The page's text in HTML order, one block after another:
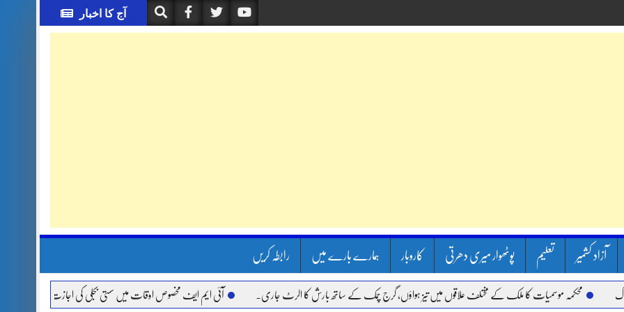
آج کا اخبار
آزاد کشمیر تعلیم پوٹھوار میری دھرتی کاروبار ہمارے بارے میں رابطہ کریں
محکمہ موسمیات کا ملک کے مختلف علاقوں میں تیز ہواؤں، گرج چمک کے ساتھ بارش کا الرٹ جاری. آئی ایم ایف مخصوص اوقات میں سستی بجلی کی اجازت نہیں دے رہا، وفاقی وزیر